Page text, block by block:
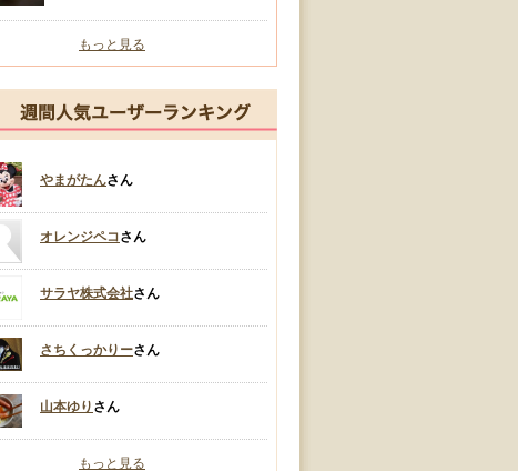
もっと見る
やまがたんさん
オレンジペコさん
サラヤ株式会社さん
さちくっかりーさん
山本ゆり さん
もっと見る